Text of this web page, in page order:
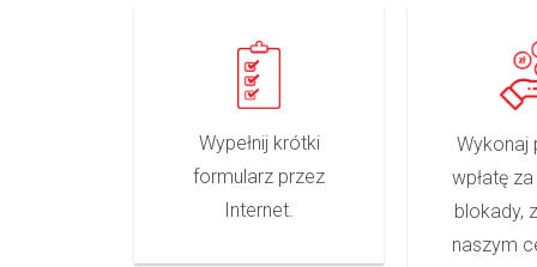
Wypełnij krótki
formularz przez
Internet.
Wykonaj
wpłatę
blokady,
naszym